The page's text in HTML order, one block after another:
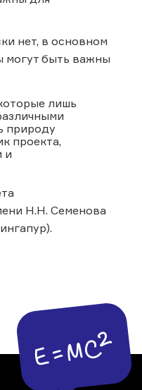
нет, в основном
могут быть важны
лишь
природу
проекта,
и
Н.Н. Семенова